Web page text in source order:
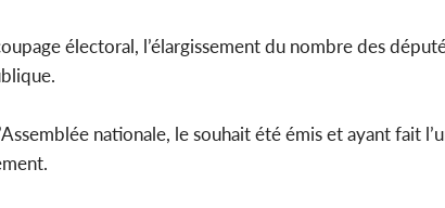
électoral, l’élargissement du nombre des
nationale, le souhait été émis et ayant fait